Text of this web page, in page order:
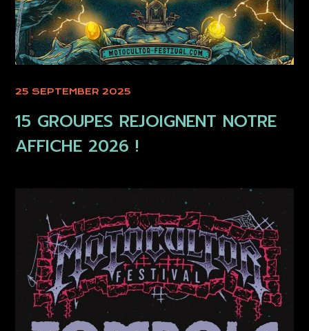
25 SEPTEMBER 2025
15 GROUPES REJOIGNENT NOTRE
AFFICHE 2026 !